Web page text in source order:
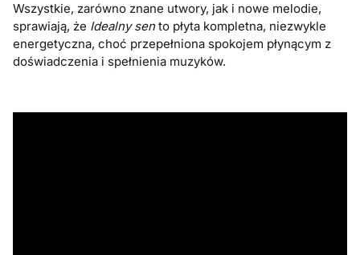
Wszystkie, zarówno znane utwory, jak i nowe melodie,
sprawiają, że Idealny sento płyta kompletna, niezwykle
energetyczna, choć przepełniona spokojem płynącym z
doświadczenia i spełnienia muzyków.